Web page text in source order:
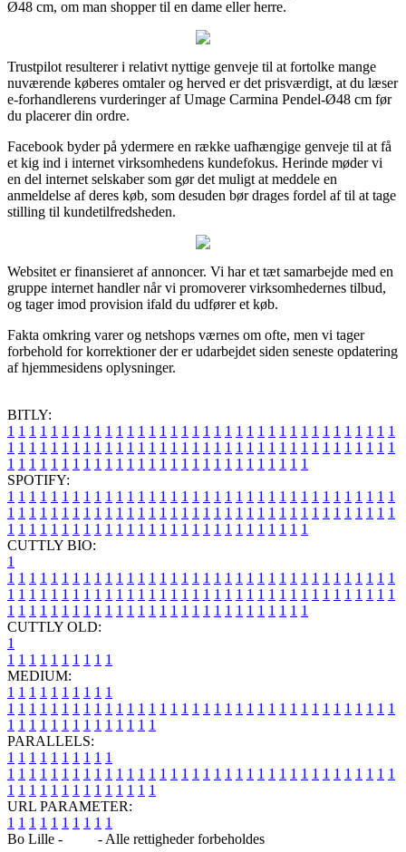
Ø48 cm, om man shopper til en dame eller herre.
Trustpilot resulterer i relativt nyttige genveje til at fortolke mange
nuværende køberes omtaler og herved er det prisværdigt, at du læser
e-forhandlerens vurderinger af Umage Carmina Pendel-Ø48 cm før
du placerer din ordre.
Facebook byder på ydermere en række uafhængige genveje til at få
et kig ind i internet virksomhedens kundefokus. Herinde møder vi
en del internet selskaber som gør det muligt at meddele en
anmeldelse af deres køb, som desuden bør drages fordel af til at tage
stilling til kundetilfredsheden.
Websitet er finansieret af annoncer. Vi har et tæt samarbejde med en
gruppe internet handler når vi promoverer virksomhedernes tilbud,
og tager imod provision ifald du udfører et køb.
Fakta omkring varer og netshops værnes om ofte, men vi tager
forbehold for korrektioner der er udarbejdet siden seneste opdatering
af hjemmesidens oplysninger.
BITLY:
1 1 1 1 1 1 1 1 1 1 1 1 1 1 1 1 1 1 1 1 1 1 1 1 1 1 1 1 1 1 1 1 1 1 1 1
1 1 1 1 1 1 1 1 1 1 1 1 1 1 1 1 1 1 1 1 1 1 1 1 1 1 1 1 1 1 1 1 1 1 1 1
1 1 1 1 1 1 1 1 1 1 1 1 1 1 1 1 1 1 1 1 1 1 1 1 1 1 1 1
SPOTIFY:
1 1 1 1 1 1 1 1 1 1 1 1 1 1 1 1 1 1 1 1 1 1 1 1 1 1 1 1 1 1 1 1 1 1 1 1
1 1 1 1 1 1 1 1 1 1 1 1 1 1 1 1 1 1 1 1 1 1 1 1 1 1 1 1 1 1 1 1 1 1 1 1
1 1 1 1 1 1 1 1 1 1 1 1 1 1 1 1 1 1 1 1 1 1 1 1 1 1 1 1
CUTTLY BIO:
1
1 1 1 1 1 1 1 1 1 1 1 1 1 1 1 1 1 1 1 1 1 1 1 1 1 1 1 1 1 1 1 1 1 1 1 1
1 1 1 1 1 1 1 1 1 1 1 1 1 1 1 1 1 1 1 1 1 1 1 1 1 1 1 1 1 1 1 1 1 1 1 1
1 1 1 1 1 1 1 1 1 1 1 1 1 1 1 1 1 1 1 1 1 1 1 1 1 1 1 1
CUTTLY OLD:
1
1 1 1 1 1 1 1 1 1 1
MEDIUM:
1 1 1 1 1 1 1 1 1 1
1 1 1 1 1 1 1 1 1 1 1 1 1 1 1 1 1 1 1 1 1 1 1 1 1 1 1 1 1 1 1 1 1 1 1 1
1 1 1 1 1 1 1 1 1 1 1 1 1 1
PARALLELS:
1 1 1 1 1 1 1 1 1 1
1 1 1 1 1 1 1 1 1 1 1 1 1 1 1 1 1 1 1 1 1 1 1 1 1 1 1 1 1 1 1 1 1 1 1 1
1 1 1 1 1 1 1 1 1 1 1 1 1 1
URL PARAMETER:
1 1 1 1 1 1 1 1 1 1
Bo Lille -
- Alle rettigheder forbeholdes